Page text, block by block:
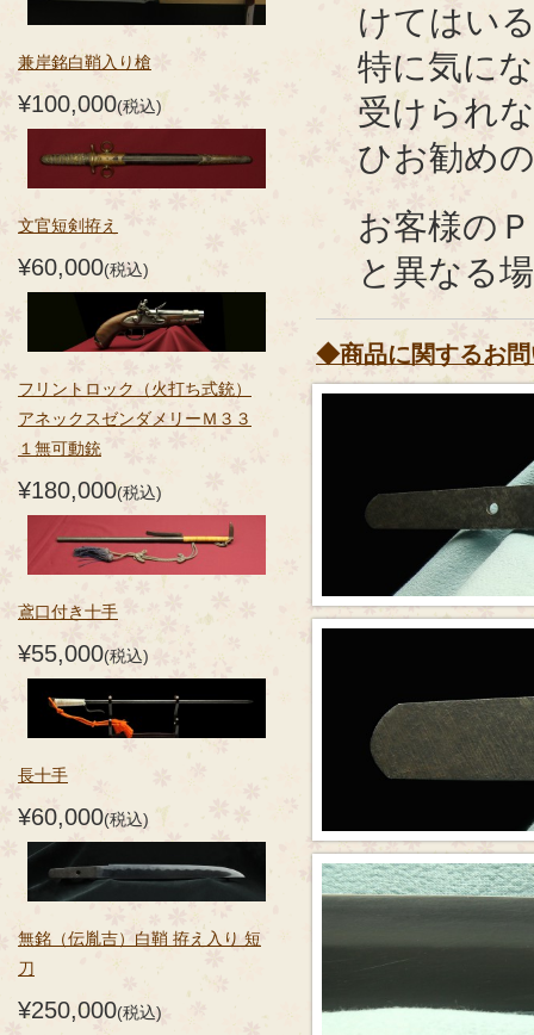
兼岸銘白鞘入り槍
¥100,000(税込)
文官短剣拵え
¥60,000(税込)
フリントロック（火打ち式銃）
アネックスゼンダメリーＭ３３
１無可動銃
¥180,000(税込)
鳶口付き十手
¥55,000(税込)
長十手
¥60,000(税込)
無銘（伝胤吉）白鞘 拵え入り 短
刀
¥250,000(税込)
けてはい
特に気に
受けられ
ひお勧め
お客様の
と異なる
◆商品に関するお